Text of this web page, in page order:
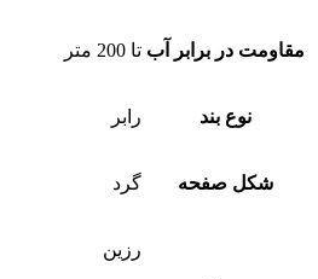
مقاومت در برابر آب تا 200 متر
نوع بند رابر
شکل صفحه گرد
رزین